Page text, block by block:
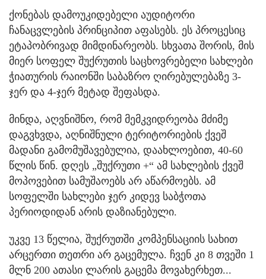
ქონებას დამოუკიდებელი აუდიტორი
ჩანაცვლების პრინციპით აფასებს. ეს პროცესიც
ეტაპობრივად მიმდინარეობს. სხვათა შორის, მის
მიერ სოფელ შუქრუთის საცხოვრებელი სახლები
ჭიათურის რაიონში საბაზრო ღირებულებაზე 3-
ჯერ და 4-ჯერ მეტად შეფასდა.
მინდა, აღვნიშნო, რომ მემკვიდრეობა მძიმე
დაგვხვდა, აღნიშნული ტერიტორიების ქვეშ
მადანი გამომუშავებულია, დაახლოებით, 40-60
წლის წინ. დღეს „შუქრუთი +“ ამ სახლების ქვეშ
მოპოვებით სამუშაოებს არ აწარმოებს. ამ
სოფელში სახლები ჯერ კიდევ საბჭოთა
პერიოდიდან არის დაზიანებული.
უკვე 13 წელია, შუქრუთში კომპენსაციის სახით
არცერთი თეთრი არ გაცემულა. ჩვენ კი 8 თვეში 1
მლნ 200 ათასი ლარის გაცემა მოვახერხეთ...